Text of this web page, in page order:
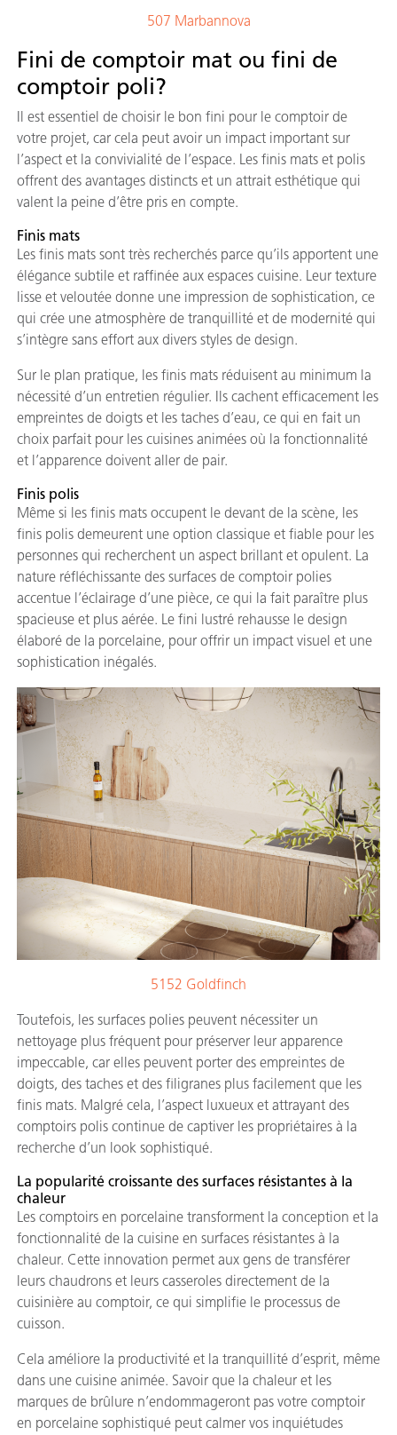
507 Marbannova
Fini de comptoir mat ou fini de
comptoir poli?
Il est essentiel de choisir le bon fini pour le comptoir de
votre projet, car cela peut avoir un impact important sur
l’aspect et la convivialité de l’espace. Les finis mats et polis
offrent des avantages distincts et un attrait esthétique qui
valent la peine d’être pris en compte.
Finis mats
Les finis mats sont très recherchés parce qu’ils apportent une
élégance subtile et raffinée aux espaces cuisine. Leur texture
lisse et veloutée donne une impression de sophistication, ce
qui crée une atmosphère de tranquillité et de modernité qui
s’intègre sans effort aux divers styles de design.
Sur le plan pratique, les finis mats réduisent au minimum la
nécessité d’un entretien régulier. Ils cachent efficacement les
empreintes de doigts et les taches d’eau, ce qui en fait un
choix parfait pour les cuisines animées où la fonctionnalité
et l’apparence doivent aller de pair.
Finis polis
Même si les finis mats occupent le devant de la scène, les
finis polis demeurent une option classique et fiable pour les
personnes qui recherchent un aspect brillant et opulent. La
nature réfléchissante des surfaces de comptoir polies
accentue l’éclairage d’une pièce, ce qui la fait paraître plus
spacieuse et plus aérée. Le fini lustré rehausse le design
élaboré de la porcelaine, pour offrir un impact visuel et une
sophistication inégalés.
5152 Goldfinch
Toutefois, les surfaces polies peuvent nécessiter un
nettoyage plus fréquent pour préserver leur apparence
impeccable, car elles peuvent porter des empreintes de
doigts, des taches et des filigranes plus facilement que les
finis mats. Malgré cela, l’aspect luxueux et attrayant des
comptoirs polis continue de captiver les propriétaires à la
recherche d’un look sophistiqué.
La popularité croissante des surfaces résistantes à la
chaleur
Les comptoirs en porcelaine transforment la conception et la
fonctionnalité de la cuisine en surfaces résistantes à la
chaleur. Cette innovation permet aux gens de transférer
leurs chaudrons et leurs casseroles directement de la
cuisinière au comptoir, ce qui simplifie le processus de
cuisson.
Cela améliore la productivité et la tranquillité d’esprit, même
dans une cuisine animée. Savoir que la chaleur et les
marques de brûlure n’endommageront pas votre comptoir
en porcelaine sophistiqué peut calmer vos inquiétudes